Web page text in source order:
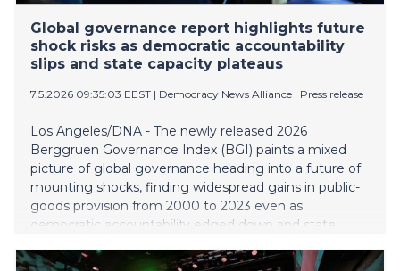
Global governance report highlights future
shock risks as democratic accountability
slips and state capacity plateaus
7.5.2026 09:35:03 EEST | Democracy News Alliance | Press release
Los Angeles/DNA - The newly released 2026
Berggruen Governance Index (BGI) paints a mixed
picture of global governance heading into a future of
mounting shocks, finding widespread gains in public-
goods provision from 2000 to 2023 even as
democratic accountability edged down and state
presented Wednesday by an international group of